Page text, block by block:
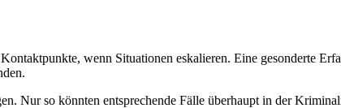
wenn Situationen eskalieren. Eine gesonderte
Nur so könnten entsprechende Fälle überhaupt in der